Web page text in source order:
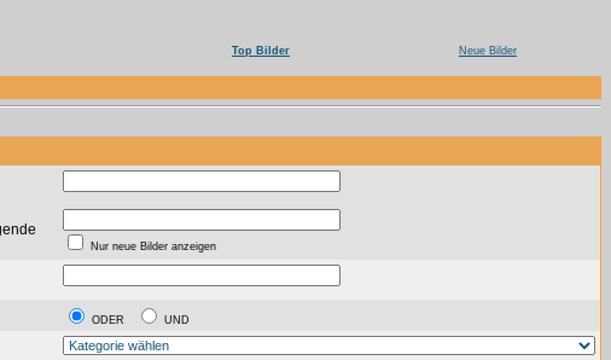
Top Bilder Neue Bilder
Nur neue Bilder anzeigen
ODER UND